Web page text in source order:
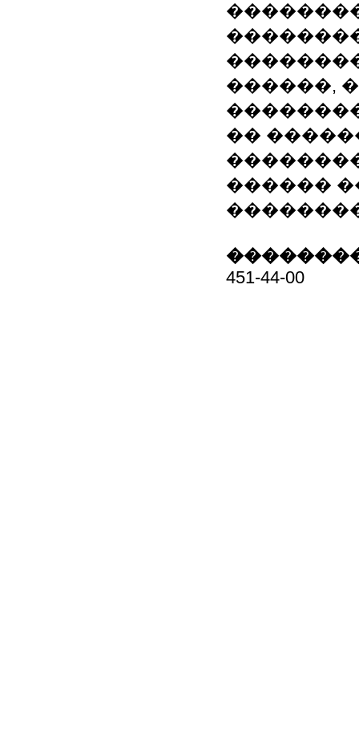
������,
��
������
451-44-00